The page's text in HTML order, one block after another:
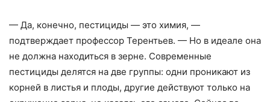
— Да, конечно, пестициды — это химия, —
подтверждает профессор Терентьев. — Но в идеале она
не должна находиться в зерне. Современные
пестициды делятся на две группы: одни проникают из
корней в листья и плоды, другие действуют только на